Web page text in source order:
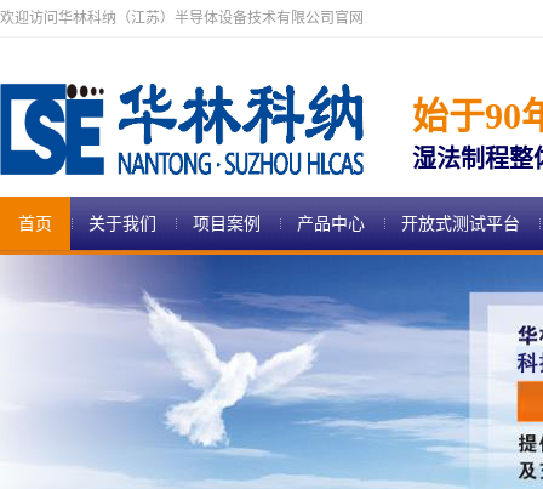
欢迎访问华林科纳（江苏）半导体设备技术有限公司官网
始于90
湿法制程整
首页 关于我们 项目案例 产品中心 开放式测试平台